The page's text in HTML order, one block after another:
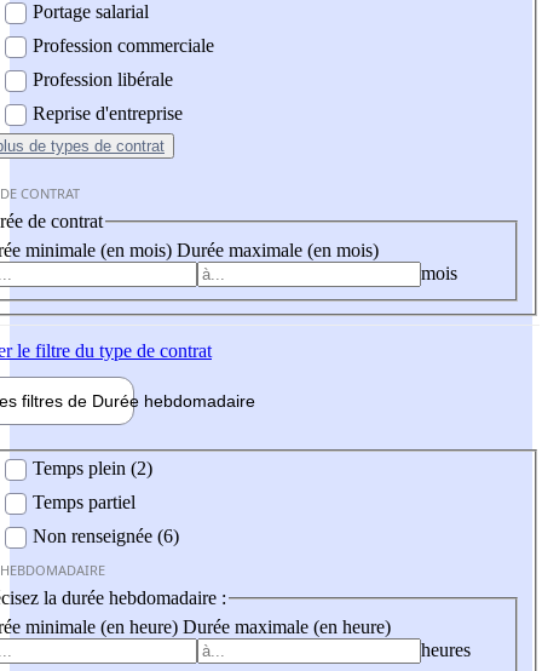
Portage salarial
Profession commerciale
Profession libérale
Reprise d'entreprise
de types de contrat
CONTRAT
de contrat
minimale (en mois) Durée maximale (en mois)
mois
le filtre du type de contrat
filtres de Durée hebdomadaire
Temps plein (2)
Temps partiel
Non renseignée (6)
la durée hebdomadaire :
minimale (en heure) Durée maximale (en heure)
heures